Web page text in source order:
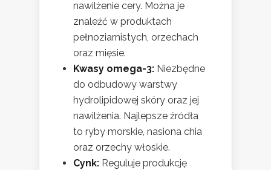
nawilżenie cery. Można je
znaleźć w produktach
pełnoziarnistych, orzechach
oraz mięsie.
Kwasy omega-3: Niezbędne
do odbudowy warstwy
hydrolipidowej skóry oraz jej
nawilżenia. Najlepsze źródła
to ryby morskie, nasiona chia
oraz orzechy włoskie.
Cynk: Reguluje produkcję